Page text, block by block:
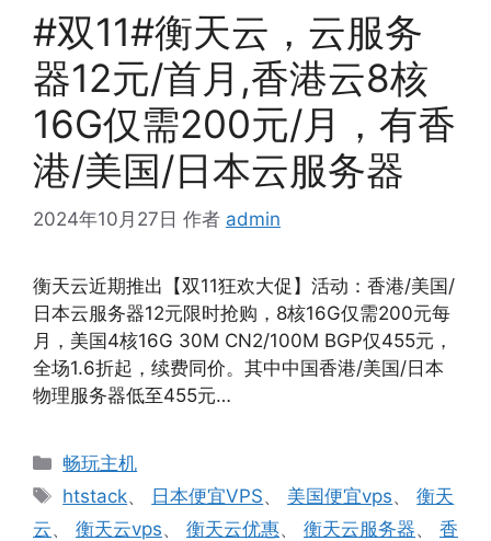
#双11#衡天云，云服务
器12元/首月,香港云8核
16G仅需200元/月，有香
港/美国/日本云服务器
2024年10月27日 作者 admin
衡天云近期推出【双11狂欢大促】活动：香港/美国/
日本云服务器12元限时抢购，8核16G仅需200元每
月，美国4核16G 30M CN2/100M BGP仅455元，
全场1.6折起，续费同价。其中中国香港/美国/日本
物理服务器低至455元…
分
类
畅玩主机
标
签
htstack、 日本便宜VPS、 美国便宜vps、衡天
云、 衡天云vps、 衡天云优惠、 衡天云服务器、 香